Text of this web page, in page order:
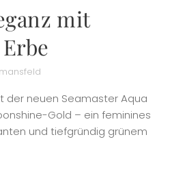
mit
der neuen Seamaster Aqua
Gold – ein feminines
und tiefgründig grünem